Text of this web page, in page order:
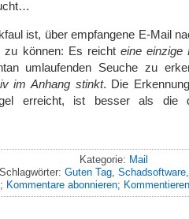
ist, über empfangene E-Mail
zu können: Es reichteine einzige
umlaufenden Seuche zu
im Anhang stinkt. Die
erreicht, ist besser als die
Kategorie: Mail
Schlagwörter: Guten Tag, Schadsoftware,
; Kommentare abonnieren; Kommentieren